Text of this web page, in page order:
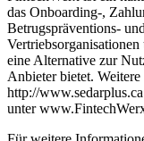
das Onboarding-,
Betrugspräventions-
eine Alternative zur
Anbieter bietet.
http://
unter